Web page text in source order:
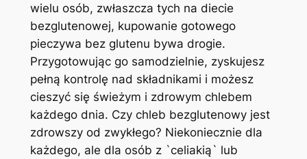
wielu osób, zwłaszcza tych na diecie
bezglutenowej, kupowanie gotowego
pieczywa bez glutenu bywa drogie.
Przygotowując go samodzielnie, zyskujesz
pełną kontrolę nad składnikami i możesz
cieszyć się świeżym i zdrowym chlebem
każdego dnia. Czy chleb bezglutenowy jest
zdrowszy od zwykłego? Niekoniecznie dla
każdego, ale dla osób z `celiakią` lub